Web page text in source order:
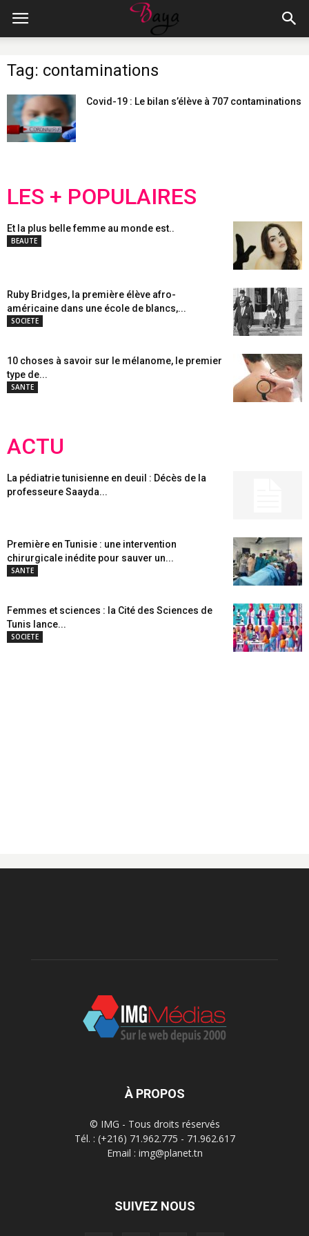
Tag: contaminations
Covid-19 : Le bilan s’élève à 707 contaminations
LES + POPULAIRES
Et la plus belle femme au monde est..
BEAUTE
Ruby Bridges, la première élève afro-
américaine dans une école de blancs,...
SOCIETE
10 choses à savoir sur le mélanome, le premier
type de...
SANTE
ACTU
La pédiatrie tunisienne en deuil : Décès de la
professeure Saayda...
Première en Tunisie : une intervention
chirurgicale inédite pour sauver un...
SANTE
Femmes et sciences : la Cité des Sciences de
Tunis lance...
SOCIETE
À PROPOS
© IMG - Tous droits réservés
Tél. : (+216) 71.962.775 - 71.962.617
Email : img@planet.tn
SUIVEZ NOUS